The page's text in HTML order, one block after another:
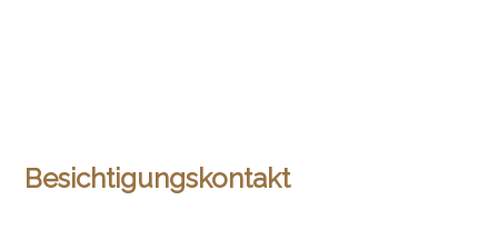
Besichtigungskontakt